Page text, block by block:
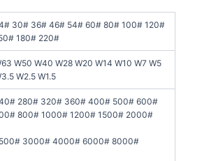
30# 36# 46# 54# 60# 80# 100# 120#
180# 220#
W50 W40 W28 W20 W14 W10 W7 W5
W2.5 W1.5
280# 320# 360# 400# 500# 600#
800# 1000# 1200# 1500# 2000#
3000# 4000# 6000# 8000#